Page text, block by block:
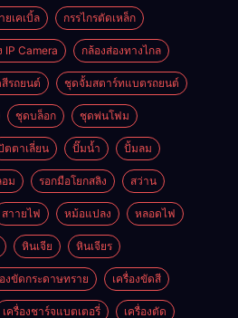
ยเคเบิ้ล กรรไกรตัดเหล็ก
IP Camera กล้องส่องทางไกล
รถยนต์​ ชุดจั้มสตาร์ทแบตรถยนต์
ชุดบล็อก ชุดพ่นโฟม
ตตาเลี่ยน ปั๊มน้ำ ปั้มลม
ม รอกมือโยกสลิง สว่าน
สาายไฟ หม้อแปลง หลอดไฟ
หินเจีย หินเจียร
งขัดกระดาษทราย เครื่องขัดสี
เครื่องชาร์จแบตเตอรี่ เครื่องตัด